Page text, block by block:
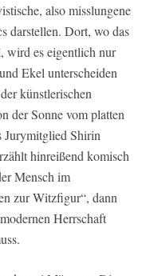
also misslungene
darstellen. Dort, wo das
wird es eigentlich nur
Ekel unterscheiden
künstlerischen
der Sonne vom platten
Jurymitglied Shirin
hinreißend komisch
Mensch im
zur Witzfigur“, dann
Herrschaft